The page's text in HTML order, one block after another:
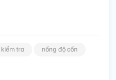
kiểm tra
nồng độ cồn